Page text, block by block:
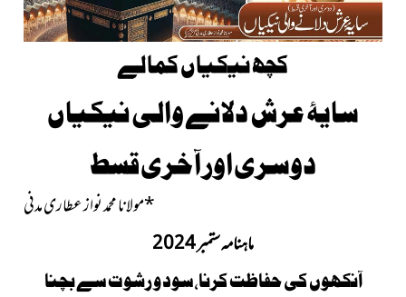
کچھ نیکیاں کمالے
سایۂ عرش دلانے والی نیکیاں
دوسری اور آخری قسط
*مولانا محمد نواز عطاری مدنی
ماہنامہ ستمبر 2024
آنکھوں کی حفاظت کرنا،سود و رشوت سے بچنا